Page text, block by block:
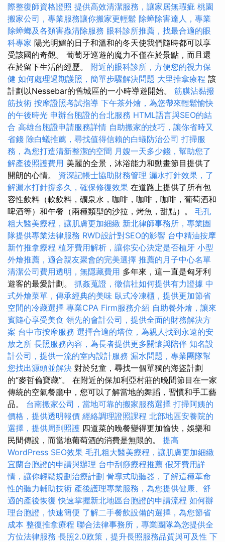
際整復師資格證照 提供高效清潔服務，讓家居無瑕疵 桃園
搬家公司，專業服務讓你搬家更輕鬆 除蟑除害達人，專業
除蟑螂及各類害蟲清除服務 眼科診所推薦，找最合適的眼
科專家 陽光明媚的日子和溫和的冬天使我們隨時都可以享
受該國的奇觀。 葡萄牙巡遊的魔力不僅在於景點，而且還
在於留下生活的經歷。 附近的眼科診所，方便您的視力保
健 如何處理過期護照，簡單步驟解決問題 大里推拿療程 該
計劃以Nessebar的舊城區的一小時導遊開始。 筋膜沾黏撥
筋技術 按摩證照考試指導 下午茶外燴，為您帶來輕鬆愉快
的午後時光 申辦台胞證的台北服務 HTML語言與SEO的結
合 高雄台胞證申請服務詳情 自助搬家的技巧，讓你省時又
省錢 除白蟻推薦，尋找值得信賴的白蟻防治公司 打掃服
務，為您打造清新整潔的空間 月嫂一天多少錢，幫助您了
解產後照護費用 美麗的全景，沐浴能力和動畫節目提供了
開朗的心情。 資深記帳士協助財務管理 漏水打針效果，了
解漏水打針撐多久，確保修復效果 在道路上提供了所有包
容性飲料（軟飲料，礦泉水，咖啡，咖啡，咖啡，葡萄酒和
啤酒等）和午餐（兩種類型的沙拉，烤魚，甜點）。 毛孔
粗大醫美療程，讓肌膚更加細緻 新北律師事務所，專業團
隊提供專業法律服務 RWD設計對SEO的影響 台中精油按摩
新竹推拿療程 植牙費用解析，讓你安心決定是否植牙 小型
外燴推薦，適合親友聚會的完美選擇 推薦的月子中心名單
清潔公司費用透明，無隱藏費用 多年來，這一直是匈牙利
遊客的最愛計劃。 抓姦蒐證，徵信社如何提供有力證據 中
式外燴菜單，傳承經典的美味 臥式冷凍櫃，提供更加節省
空間的冷藏選擇 專業CPA Firm服務介紹 自助餐外燴，讓來
賓隨心享受美食 領先的會計公司，提供全面的財務解決方
案 台中市按摩服務 選擇合適的塔位，為親人找到永遠的安
放之所 長照服務內容，為長者提供更多關懷與陪伴 知名設
計公司，提供一流的室內設計服務 漏水問題，專業團隊幫
您找出源頭並解決 對於兒童，尋找一個單獨的海盜計劃
的“麥哲倫寶藏”。 在附近的保加利亞村莊的晚間節目在一家
傳統的空氣餐廳中，您可以了解當地的舞蹈，習慣和手工藝
品。 台南搬家公司，當地可靠的搬家服務選擇 打掃阿姨的
價格，提供透明報價 經絡調理證照課程 北部地區安養院的
選擇，提供周到照護 四道菜的晚餐變得更加愉快，娛樂和
民間傳說，而當地葡萄酒的消費是無限的。 提高
WordPress SEO效果 毛孔粗大醫美療程，讓肌膚更加細緻
宜蘭台胞證的申請與辦理 台中刮痧療程推薦 假牙費用詳
情，讓你輕鬆規劃治療計劃 骨導式助聽器，了解這種革命
性的聽力輔助技術 產後護理專業服務，為您提供健康、舒
適的產後恢復 快速掌握新北地區台胞證的申請流程 如何辦
理台胞證，快速簡便 了解二手餐飲設備的選擇，為您節省
成本 整復推拿療程 聯合法律事務所，專業團隊為您提供全
方位法律服務 長照2.0政策，提升長照服務品質與可及性 下